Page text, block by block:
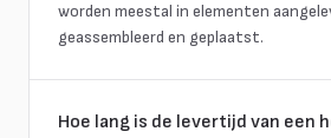
worden meestal in elementen
geassembleerd en geplaatst.
Hoe lang is de levertijd van een